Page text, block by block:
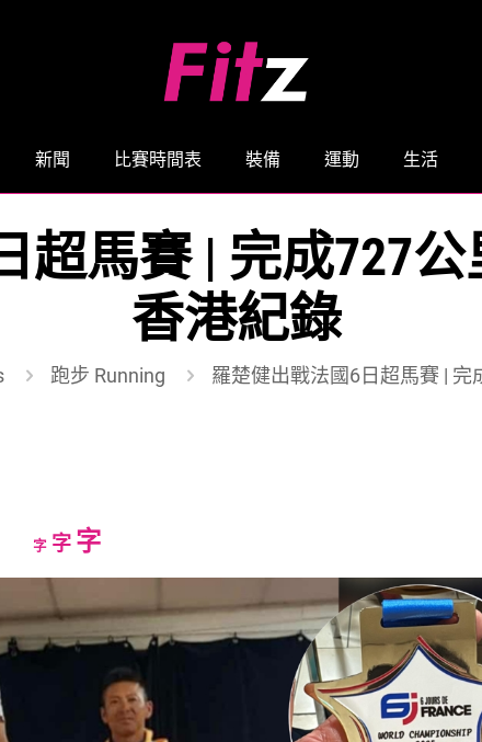
新聞 比賽時間表 裝備 運動 生活
超馬賽 | 完成727
香港紀錄
跑步 Running 羅楚健出戰法國6日超馬賽 |
字Decrease
字Reset
字Increase
font
size.